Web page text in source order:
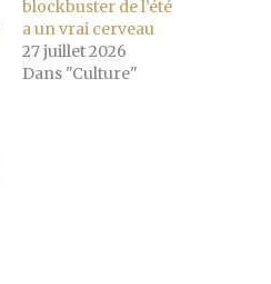
blockbuster de l’été
a un vrai cerveau
27 juillet 2026
Dans "Culture"